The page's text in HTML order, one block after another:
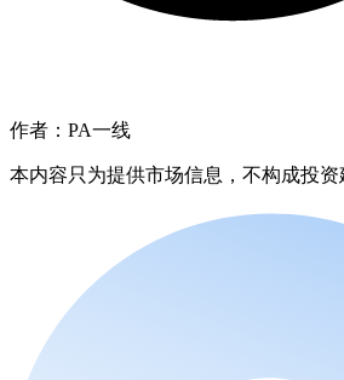
作者：PA一线
本内容只为提供市场信息，不构成投资